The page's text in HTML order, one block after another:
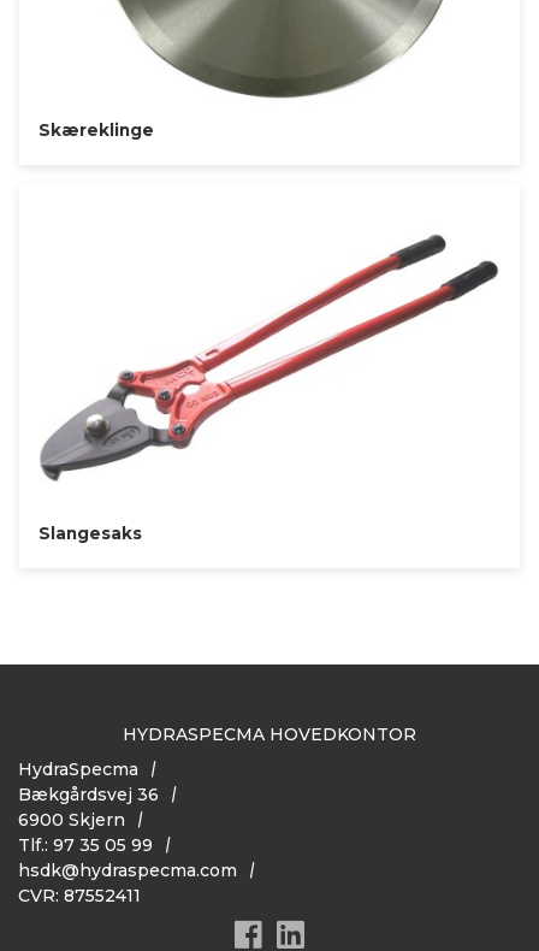
Skæreklinge
Slangesaks
HYDRASPECMA HOVEDKONTOR
HydraSpecma
Bækgårdsvej 36
6900 Skjern
Tlf.: 97 35 05 99
hsdk@hydraspecma.com
CVR: 87552411